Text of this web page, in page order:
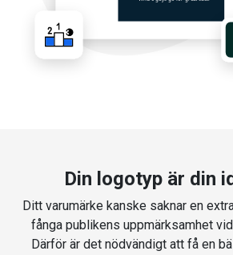
Din logotyp är din
Ditt varumärke kanske saknar en
fånga publikens uppmärksamhet
Därför är det nödvändigt att få en